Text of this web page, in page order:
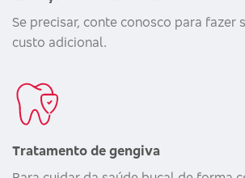
Se precisar, conte conosco para fazer
custo adicional.
Tratamento de gengiva